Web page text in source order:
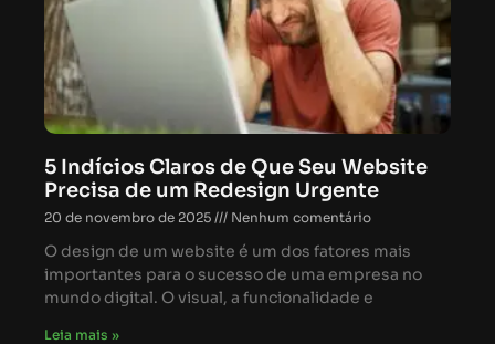
5 Indícios Claros de Que Seu Website
Precisa de um Redesign Urgente
20 de novembro de 2025 Nenhum comentário
O design de um website é um dos fatores mais
importantes para o sucesso de uma empresa no
mundo digital. O visual, a funcionalidade e
Leia mais »